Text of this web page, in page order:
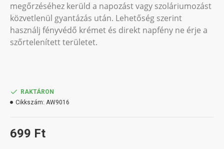
megőrzéséhez kerüld a napozást vagy szoláriumozást
közvetlenül gyantázás után. Lehetőség szerint
használj fényvédő krémet és direkt napfény ne érje a
szőrtelenített területet.
699 Ft
RAKTÁRON
Cikkszám: AW9016